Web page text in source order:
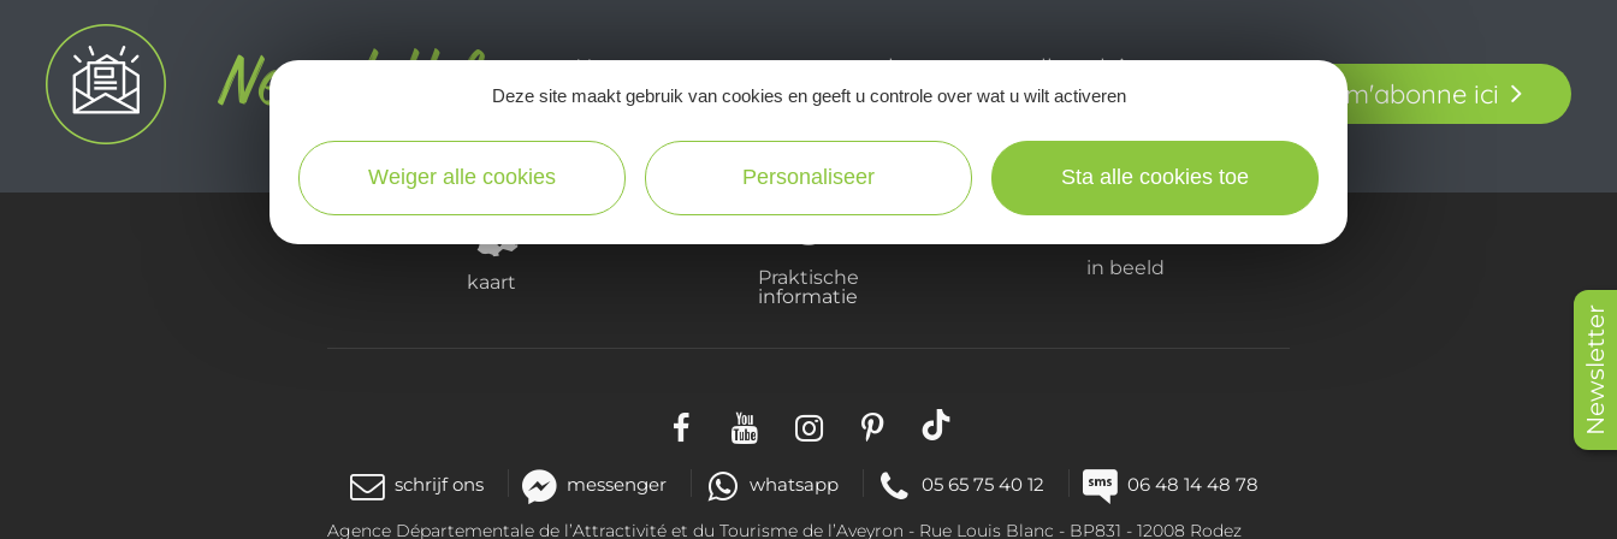
Newsletter
Ne manquez pas notre newsletter mensuelle et laissez-vous
inspirer pour profiter pleinement de votre séjour en Aveyron.
Je m'abonne ici
kaart
Praktische
informatie
in beeld
schrijf ons messenger whatsapp 05 65 75 40 12 06 48 14 48 78
Agence Départementale de l’Attractivité et du Tourisme de l’Aveyron - Rue Louis Blanc - BP831 - 12008 Rodez
Deze site maakt gebruik van cookies en geeft u controle over wat u wilt activeren
Weiger alle cookies Personaliseer Sta alle cookies toe